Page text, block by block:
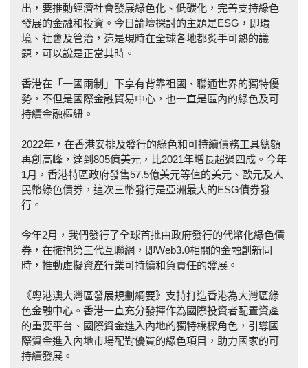
出，要推動經濟社會發展綠色化、低碳化，完善支持綠色
發展的金融和投資。今日論壇探討的主題是ESG，即環
境、社會及管治，這是現時在全球各地都炙手可熱的議
題，可以說是正當其時。
香港在「一國兩制」下享有背靠祖國、聯通世界的獨特優
勢，不但是國際金融貿易中心，也一直是區內的綠色及可
持續金融樞紐。
2022年，在香港安排及發行的綠色和可持續債務工具總額
再創高峰，達到805億美元，比2021年增長超過四成。今年
1月，香港特區政府發售57.5億美元等值的美元、歐元及人
民幣綠色債券，這次三幣發行是亞洲最大的ESG債券發
行。
今年2月，我們發行了全球首批由政府發行的代幣化綠色債
券，在擁抱第三代互聯網，即Web3.0相關的金融創新同
時，推動虛擬資產行業可持續和負責任的發展。
《粵港澳大灣區發展規劃綱要》支持打造香港為大灣區綠
色金融中心。香港一直充分發揮作為國際投資者配置資產
的重要平台、國際資金進入內地的獨特橋樑角色，引導國
際資金進入內地市場配對優質的綠色項目，助力國家的可
持續發展。